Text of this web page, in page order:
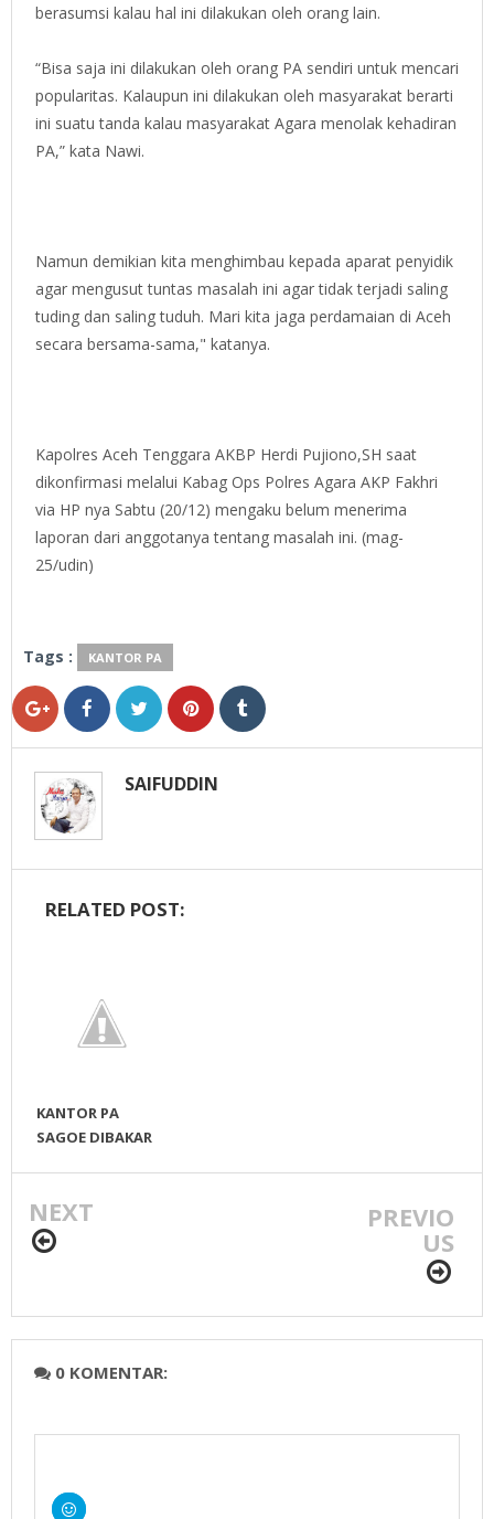
berasumsi kalau hal ini dilakukan oleh orang lain.
“Bisa saja ini dilakukan oleh orang PA sendiri untuk mencari
popularitas. Kalaupun ini dilakukan oleh masyarakat berarti
ini suatu tanda kalau masyarakat Agara menolak kehadiran
PA,” kata Nawi.
Namun demikian kita menghimbau kepada aparat penyidik
agar mengusut tuntas masalah ini agar tidak terjadi saling
tuding dan saling tuduh. Mari kita jaga perdamaian di Aceh
secara bersama-sama," katanya.
Kapolres Aceh Tenggara AKBP Herdi Pujiono,SH saat
dikonfirmasi melalui Kabag Ops Polres Agara AKP Fakhri
via HP nya Sabtu (20/12) mengaku belum menerima
laporan dari anggotanya tentang masalah ini. (mag-
25/udin)
Tags : KANTOR PA
SAIFUDDIN
RELATED POST:
KANTOR PA
SAGOE DIBAKAR
NEXT PREVIO
US
0 KOMENTAR: